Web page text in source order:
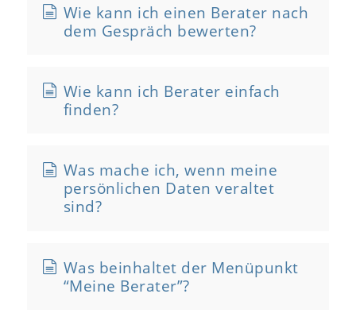
Wie kann ich einen Berater nach
dem Gespräch bewerten?
Wie kann ich Berater einfach
finden?
Was mache ich, wenn meine
persönlichen Daten veraltet
sind?
Was beinhaltet der Menüpunkt
“Meine Berater”?